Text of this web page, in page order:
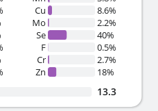
Cu
8.6%
Mo
2.2%
Se
40%
F
0.5%
Cr
2.7%
Zn
18%
13.3